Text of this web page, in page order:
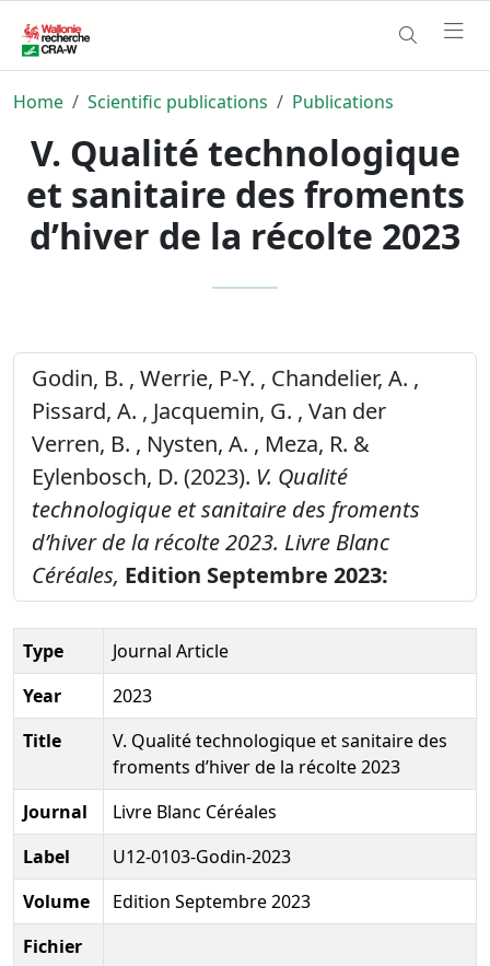
Home Scientific publications Publications
V. Qualité technologique
et sanitaire des froments
d’hiver de la récolte 2023
Godin, B. , Werrie, P-Y. , Chandelier, A. ,
Pissard, A. , Jacquemin, G. , Van der
Verren, B. , Nysten, A. , Meza, R. &
Eylenbosch, D. (2023). V. Qualité
technologique et sanitaire des froments
d’hiver de la récolte 2023. Livre Blanc
Céréales, Edition Septembre 2023:
Type
Journal Article
Year
2023
Title
V. Qualité technologique et sanitaire des
froments d’hiver de la récolte 2023
Journal
Livre Blanc Céréales
Label
U12-0103-Godin-2023
Volume
Edition Septembre 2023
Fichier